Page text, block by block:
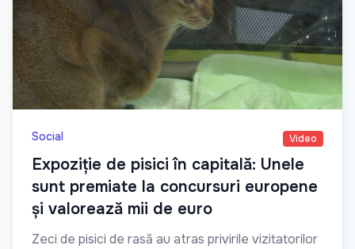
Social Video
Expoziție de pisici în capitală: Unele
sunt premiate la concursuri europene
și valorează mii de euro
Zeci de pisici de rasă au atras privirile vizitatorilor